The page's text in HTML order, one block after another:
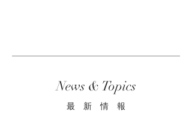
News & Topics
最 新 情 報